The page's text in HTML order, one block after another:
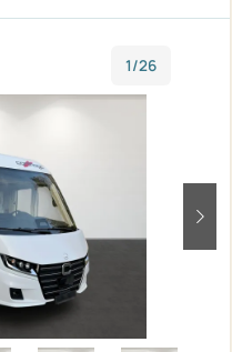
1/26